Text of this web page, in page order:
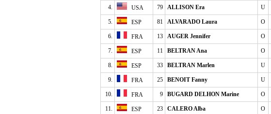
4. USA 79 ALLISON Era U
5. ESP 81 ALVARADO Laura O
6. FRA 13 AUGER Jennifer O
7. ESP 11 BELTRAN Ana O
8. ESP 33 BELTRAN Marlen U
9. FRA 25 BENOIT Fanny U
10. FRA 9 BUGARD DELHON Marine O
11. ESP 23 CALERO Alba O